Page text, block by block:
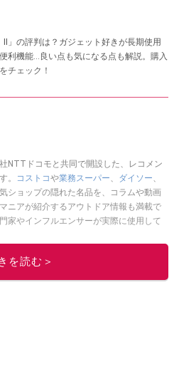
II」の評判は？ガジェット好きが長期使用
利機能…良い点も気になる点も解説。購入
チェック！
NTTドコモと共同で開設した、レコメン
。
コストコや業務スーパー、 ダイソー、
ショップの隠れた名品を、コラムや動画
ニアが紹介するアウトドア情報も満載で
家やインフルエンサーが実際に使用して
を読む＞